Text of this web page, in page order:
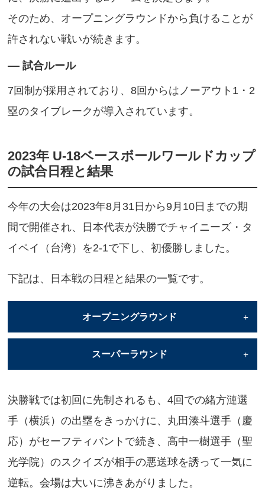
そのため、オープニングラウンドから負けることが
許されない戦いが続きます。
試合ルール
7回制が採用されており、8回からはノーアウト1・2
塁のタイブレークが導入されています。
2023年 U-18ベースボールワールドカップ
の試合日程と結果
今年の大会は2023年8月31日から9月10日までの期
間で開催され、日本代表が決勝でチャイニーズ・タ
イペイ（台湾）を2-1で下し、初優勝しました。
下記は、日本戦の日程と結果の一覧です。
オープニングラウンド
対戦相手
9月1日 スペイン 〇
9月3日 〇
ベネズエラ 〇
9月5日 オランダ
スーパーラウンド
9月7日 韓国
9月9日
イ
9月10日
チャイニーズ・タイペ
決勝戦では初回に先制されるも、4回での緒方漣選
手（横浜）の出塁をきっかけに、丸田湊斗選手（慶
応）がセーフティバントで続き、高中一樹選手（聖
光学院）のスクイズが相手の悪送球を誘って一気に
逆転。会場は大いに沸きあがりました。